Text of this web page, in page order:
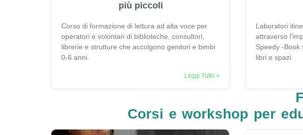
più piccoli
Corso di formazione di lettura ad alta voce per
operatori e volontari di biblioteche, consultori,
librerie e strutture che accolgono genitori e bimbi
0-6 anni.
Leggi Tutto »
Laboratori
attraverso
Speedy -Book
libri e spazi
Corsi e workshop per